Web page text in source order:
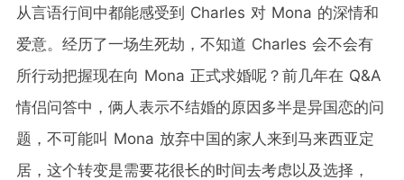
从言语行间中都能感受到 Charles 对 Mona 的深情和
爱意。经历了一场生死劫，不知道 Charles 会不会有
所行动把握现在向 Mona 正式求婚呢？前几年在 Q&A
情侣问答中，俩人表示不结婚的原因多半是异国恋的问
题，不可能叫 Mona 放弃中国的家人来到马来西亚定
居，这个转变是需要花很长的时间去考虑以及选择，